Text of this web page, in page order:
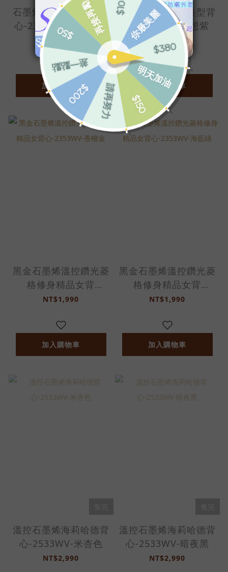
石墨烯蓄暖連帽美型背
心-2342WV-花崗岩灰
NT$2,990
加入購物車
石墨烯蓄暖連帽美型背
心-2342WV-狂想紫
NT$2,990
加入購物車
黑金石墨烯溫控鑽光菱
格修身精品女背
心-2353WV-香檳金
NT$1,990
加入購物車
黑金石墨烯溫控鑽光菱
格修身精品女背
心-2353WV-海藍綠
NT$1,990
加入購物車
溫控石墨烯海莉哈德背
心-2533WV-米杏色
NT$2,990
溫控石墨烯海莉哈德背
心-2533WV-暗夜黑
NT$2,990